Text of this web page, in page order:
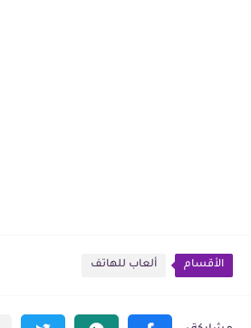
الأقسام ألعاب للهاتف